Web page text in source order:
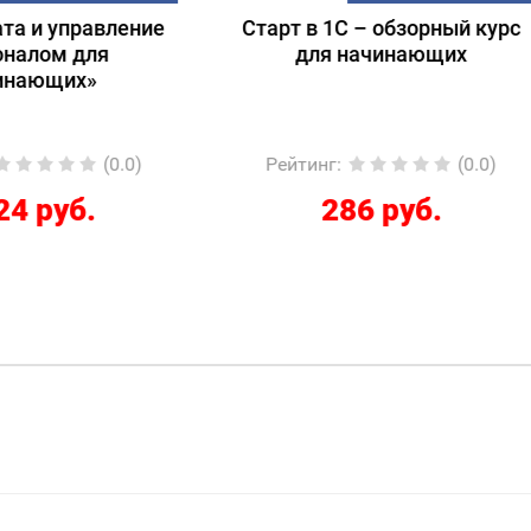
в 1С – обзорный курс
для начинающих
:
286 руб.
Подготовка к
1С:Специалист-
Рейтинг:
12267 руб.